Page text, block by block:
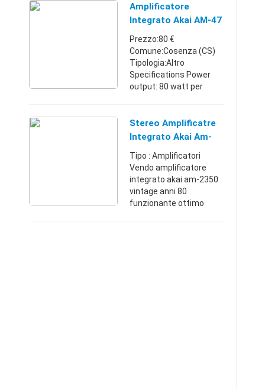
massello nuove, lucidate
a mano a gommalacca.
Amplificatore
Integrato Akai AM-47
Prezzo:80 €
Comune:Cosenza (CS)
Tipologia:Altro
Specifications Power
output: 80 watt per
response: 5Hz to 100kHz
Totharmonic distortion:
...
Stereo Amplificatre
Integrato Akai Am-
2350 Am2350 Con Vu
Meter
Tipo : Amplificatori
Vendo amplificatore
integrato akai am-2350
vintage anni 80
funzionante ottimo